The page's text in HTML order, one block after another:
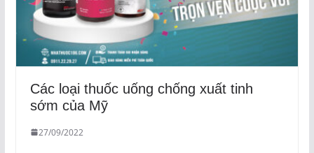
Các loại thuốc uống chống xuất tinh
sớm của Mỹ
27/09/2022